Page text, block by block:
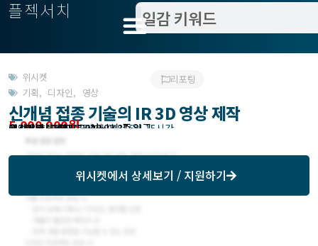
플젝서치
위시켓
기획, 디자인, 영상
리포팅
신개념 접종 기술의 IR 3D 영상 제작
5,000,000원
작업방식 : 외주(도급)
모집기한 : 2022년 03월 24일 6일 15시간
예상기간 : 14일
위시켓등록일자 : 2022.03.17.
고객위치 : 경기도 성남시 중원구
위시켓에서 상세보기 / 지원하기